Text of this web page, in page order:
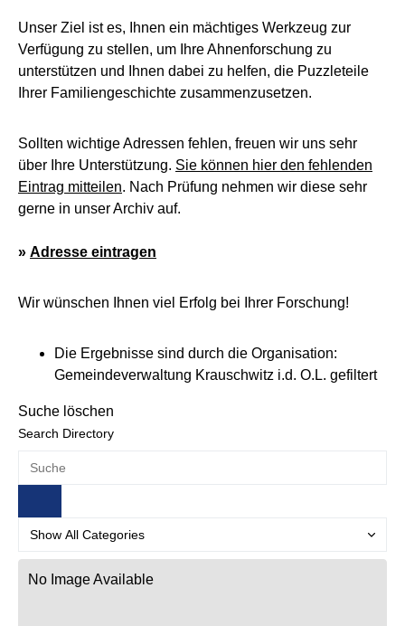
Unser Ziel ist es, Ihnen ein mächtiges Werkzeug zur
Verfügung zu stellen, um Ihre Ahnenforschung zu
unterstützen und Ihnen dabei zu helfen, die Puzzleteile
Ihrer Familiengeschichte zusammenzusetzen.
Sollten wichtige Adressen fehlen, freuen wir uns sehr
über Ihre Unterstützung. Sie können hier den fehlenden
Eintrag mitteilen. Nach Prüfung nehmen wir diese sehr
gerne in unser Archiv auf.
» Adresse eintragen
Wir wünschen Ihnen viel Erfolg bei Ihrer Forschung!
Die Ergebnisse sind durch die Organisation:
Gemeindeverwaltung Krauschwitz i.d. O.L. gefiltert
Suche löschen
Search Directory
No Image Available